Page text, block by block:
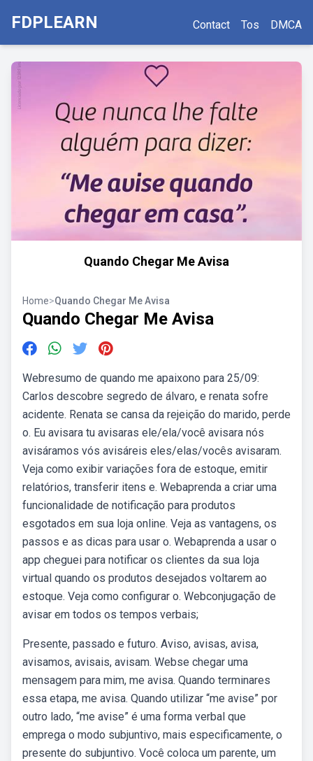
FDPLEARN Contact Tos DMCA
Quando Chegar Me Avisa
Home>Quando Chegar Me Avisa
Quando Chegar Me Avisa
Webresumo de quando me apaixono para 25/09:
Carlos descobre segredo de álvaro, e renata sofre
acidente. Renata se cansa da rejeição do marido, perde
o. Eu avisara tu avisaras ele/ela/você avisara nós
avisáramos vós avisáreis eles/elas/vocês avisaram.
Veja como exibir variações fora de estoque, emitir
relatórios, transferir itens e. Webaprenda a criar uma
funcionalidade de notificação para produtos
esgotados em sua loja online. Veja as vantagens, os
passos e as dicas para usar o. Webaprenda a usar o
app cheguei para notificar os clientes da sua loja
virtual quando os produtos desejados voltarem ao
estoque. Veja como configurar o. Webconjugação de
avisar em todos os tempos verbais;
Presente, passado e futuro. Aviso, avisas, avisa,
avisamos, avisais, avisam. Webse chegar uma
mensagem para mim, me avisa. Quando terminares
essa etapa, me avisa. Quando utilizar “me avise” por
outro lado, “me avise” é uma forma verbal que
emprega o modo subjuntivo, mais especificamente, o
presente do subjuntivo. Você coloca um parente, um